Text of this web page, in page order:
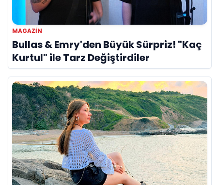
MAGAZIN
Bullas & Emry'den Büyük Sürpriz! "Kaç
Kurtul" ile Tarz Değiştirdiler